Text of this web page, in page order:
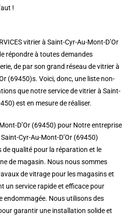
!
vitrier à Saint-Cyr-Au-Mont-D’Or
répondre à toutes demandes
de par son grand réseau de vitrier à
(69450)s. Voici, donc, une liste non-
que notre service de vitrier à Saint-
est en mesure de réaliser.
D’Or (69450) pour Notre entreprise
Cyr-Au-Mont-D’Or (69450)
de qualité pour la réparation et le
de magasin. Nous nous sommes
de vitrage pour les magasins et
un service rapide et efficace pour
endommagée. Nous utilisons des
garantir une installation solide et